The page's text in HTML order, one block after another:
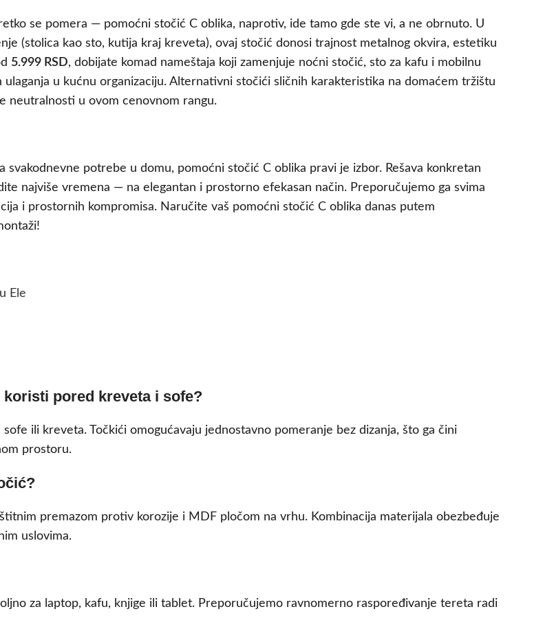
se pomera — pomoćni stočić C oblika, naprotiv, ide tamo gde ste vi, a ne obrnuto. U
(stolica kao sto, kutija kraj kreveta), ovaj stočić donosi trajnost metalnog okvira, estetiku
5.999 RSD, dobijate komad nameštaja koji zamenjuje noćni stočić, sto za kafu i mobilnu
u kućnu organizaciju. Alternativni stočići sličnih karakteristika na domaćem tržištu
neutralnosti u ovom cenovnom rangu.
potrebe u domu, pomoćni stočić C oblika pravi je izbor. Rešava konkretan
najviše vremena — na elegantan i prostorno efekasan način. Preporučujemo ga svima
i prostornih kompromisa. Naručite vaš pomoćni stočić C oblika danas putem
Ele
pored kreveta i sofe?
ili kreveta. Točkići omogućavaju jednostavno pomeranje bez dizanja, što ga čini
prostoru.
premazom protiv korozije i MDF pločom na vrhu. Kombinacija materijala obezbeđuje
uslovima.
za laptop, kafu, knjige ili tablet. Preporučujemo ravnomerno raspoređivanje tereta radi